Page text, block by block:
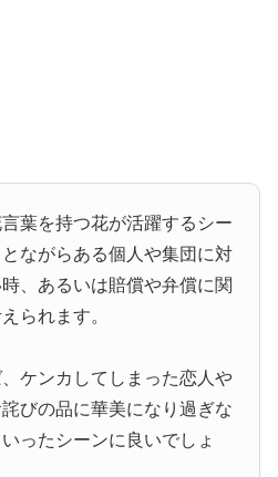
葉を持つ花が活躍するシー
ながらある個人や集団に対
、あるいは賠償や弁償に関
られます。
ケンカしてしまった恋人や
びの品に華美になり過ぎな
ったシーンに良いでしょ